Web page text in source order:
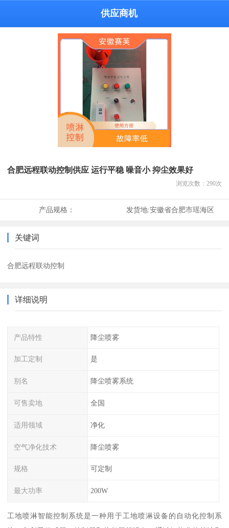
供应商机
合肥远程联动控制供应 运行平稳 噪音小 抑尘效果好
浏览次数： 290次
产品规格： 发货地:安徽省合肥市瑶海区
关键词
合肥远程联动控制
详细说明
产品特性 降尘喷雾
加工定制 是
别名 降尘喷雾系统
可售卖地 全国
适用领域 净化
空气净化技术 降尘喷雾
规格 可定制
最大功率 200W
工地喷淋智能控制系统是一种用于工地喷淋设备的自动化控制系